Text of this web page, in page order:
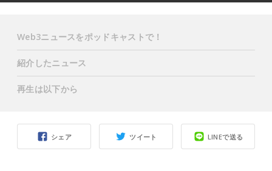
シェア ツイート LINEで送る
Web3ニュースをポッドキャストで！
紹介したニュース
再生は以下から